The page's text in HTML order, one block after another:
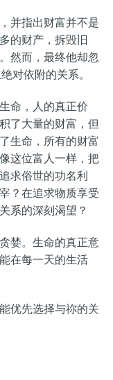
并指出财富并不是
的财产，拆毁旧
然而，最终他却忽
对依附的关系。
命，人的真正价
了大量的财富，但
生命，所有的财富
这位富人一样，把
求俗世的功名利
？在追求物质享受
系的深刻渴望？
婪。生命的真正意
在每一天的生活
优先选择与祢的关